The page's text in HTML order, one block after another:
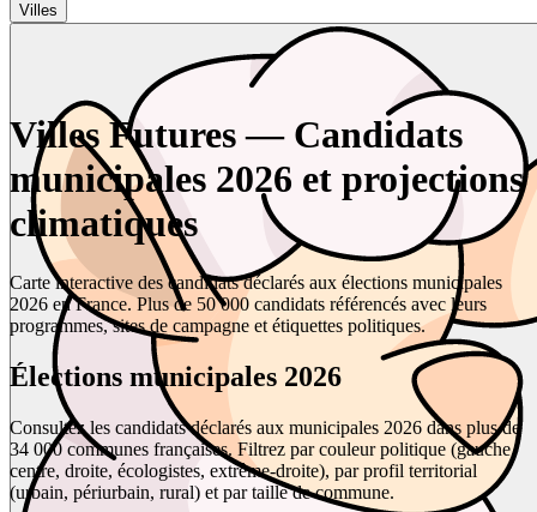
Villes
Villes Futures — Candidats
municipales 2026 et projections
climatiques
Carte interactive des candidats déclarés aux élections municipales
2026 en France. Plus de 50 000 candidats référencés avec leurs
programmes, sites de campagne et étiquettes politiques.
Élections municipales 2026
Consultez les candidats déclarés aux municipales 2026 dans plus de
34 000 communes françaises. Filtrez par couleur politique (gauche,
centre, droite, écologistes, extrême-droite), par profil territorial
(urbain, périurbain, rural) et par taille de commune.